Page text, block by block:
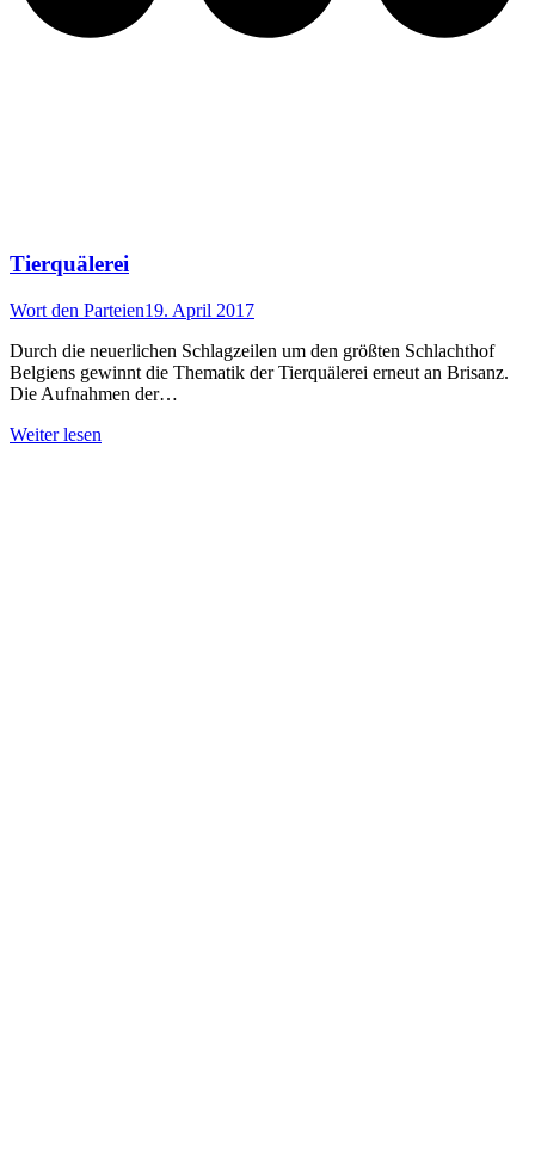
Tierquälerei
Wort den Parteien19. April 2017
Durch die neuerlichen Schlagzeilen um den größten Schlachthof
Belgiens gewinnt die Thematik der Tierquälerei erneut an Brisanz.
Die Aufnahmen der…
Weiter lesen